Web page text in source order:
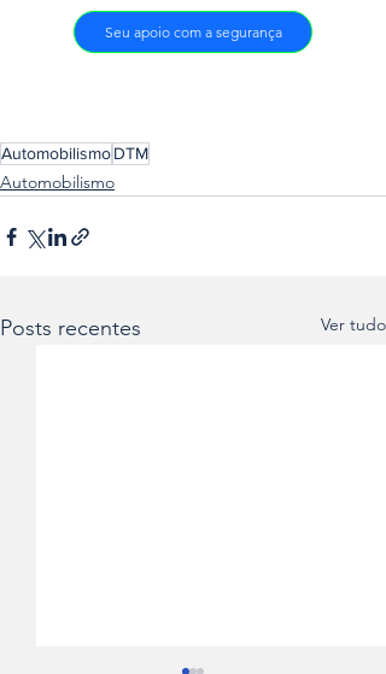
Seu apoio com a segurança
AutomobilismoDTM
Automobilismo
Posts recentes Ver tudo